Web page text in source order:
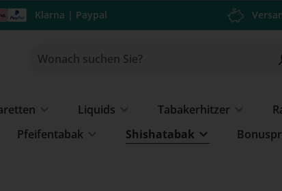
Klarna | Paypal
Liquids Tabakerhitzer
Pfeifentabak Shishatabak